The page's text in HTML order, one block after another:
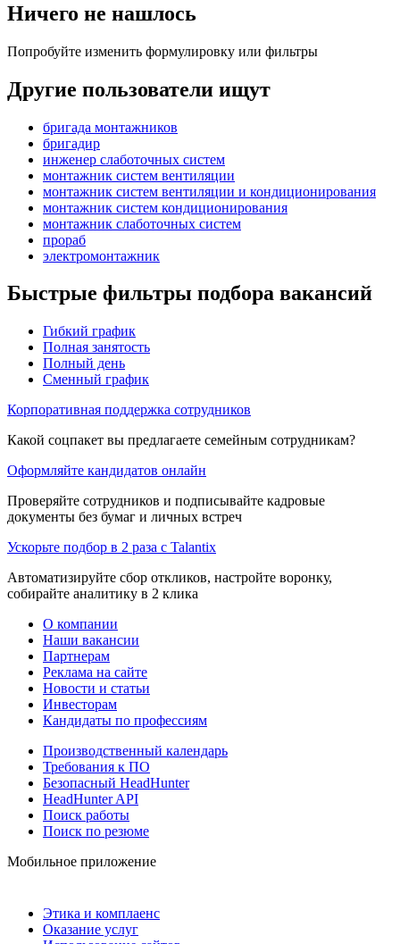
Ничего не нашлось
Попробуйте изменить формулировку или фильтры
Другие пользователи ищут
бригада монтажников
бригадир
инженер слаботочных систем
монтажник систем вентиляции
монтажник систем вентиляции и кондиционирования
монтажник систем кондиционирования
монтажник слаботочных систем
прораб
электромонтажник
Быстрые фильтры подбора вакансий
Гибкий график
Полная занятость
Полный день
Сменный график
Корпоративная поддержка сотрудников
Какой соцпакет вы предлагаете семейным сотрудникам?
Оформляйте кандидатов онлайн
Проверяйте сотрудников и подписывайте кадровые
документы без бумаг и личных встреч
Ускорьте подбор в 2 раза с Talantix
Автоматизируйте сбор откликов, настройте воронку,
собирайте аналитику в 2 клика
О компании
Наши вакансии
Партнерам
Реклама на сайте
Новости и статьи
Инвесторам
Кандидаты по профессиям
Производственный календарь
Требования к ПО
Безопасный HeadHunter
HeadHunter API
Поиск работы
Поиск по резюме
Мобильное приложение
Этика и комплаенс
Оказание услуг